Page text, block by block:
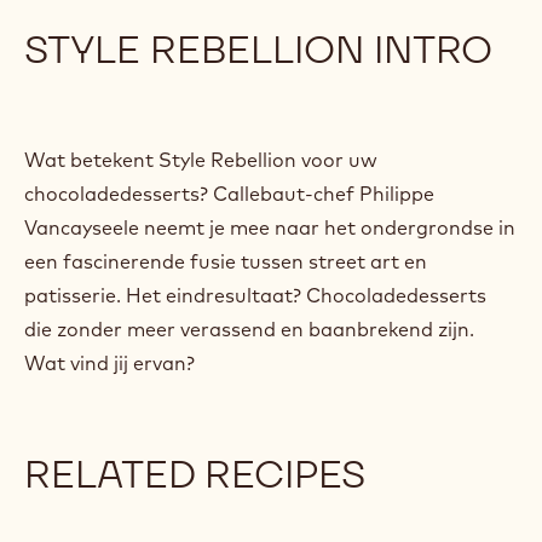
:
o
u
t
u
.
e
/
1
D
m
STYLE REBELLION INTRO
Wat betekent Style Rebellion voor uw
chocoladedesserts? Callebaut-chef Philippe
Vancayseele neemt je mee naar het ondergrondse in
een fascinerende fusie tussen street art en
patisserie. Het eindresultaat? Chocoladedesserts
die zonder meer verassend en baanbrekend zijn.
Wat vind jij ervan?
RELATED RECIPES